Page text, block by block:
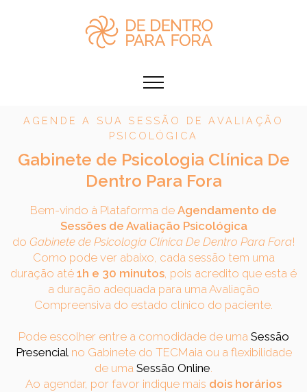
AGENDE A SUA SESSÃO DE AVALIAÇÃO
PSICOLÓGICA
Gabinete de Psicologia Clínica De
Dentro Para Fora
Bem-vindo à Plataforma de Agendamento de
Sessões de Avaliação Psicológica
do Gabinete de Psicologia Clínica De Dentro Para Fora!
Como pode ver abaixo, cada sessão tem uma
duração até 1h e 30 minutos, pois acredito que esta é
a duração adequada para uma Avaliação
Compreensiva do estado clínico do paciente.
Pode escolher entre a comodidade de uma Sessão
Presencialno Gabinete do TECMaia ou a flexibilidade
de uma Sessão Online.
Ao agendar, por favor indique mais dois horários